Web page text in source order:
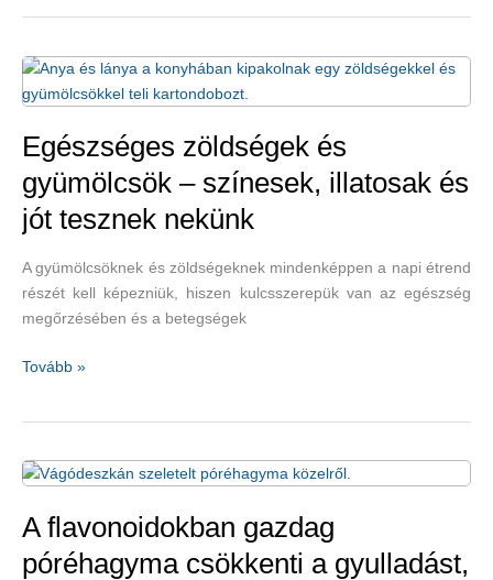
étvágytalanságra
Egészséges zöldségek és
gyümölcsök – színesek, illatosak és
jót tesznek nekünk
A gyümölcsöknek és zöldségeknek mindenképpen a napi étrend
részét kell képezniük, hiszen kulcsszerepük van az egészség
megőrzésében és a betegségek
Egészséges
–
illatosak
jót
Tovább »
A flavonoidokban gazdag
póréhagyma csökkenti a gyulladást,